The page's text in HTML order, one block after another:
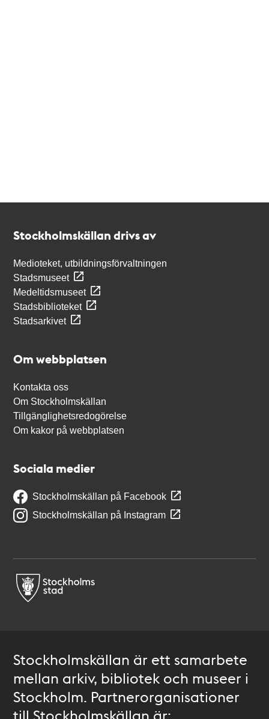
Stockholmskällan drivs av
Medioteket, utbildningsförvaltningen
Stadsmuseet
Medeltidsmuseet
Stadsbiblioteket
Stadsarkivet
Om webbplatsen
Kontakta oss
Om Stockholmskällan
Tillgänglighetsredogörelse
Om kakor på webbplatsen
Sociala medier
Stockholmskällan på Facebook
Stockholmskällan på Instagram
Stockholmskällan är ett samarbete
mellan arkiv, bibliotek och museer i
Stockholm. Partnerorganisationer
till Stockholmskällan är: